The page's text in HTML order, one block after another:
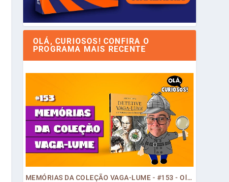
OLÁ, CURIOSOS! CONFIRA O
PROGRAMA MAIS RECENTE
MEMÓRIAS DA COLEÇÃO VAGA-LUME - #153 - Olá, Curiosos! 2023